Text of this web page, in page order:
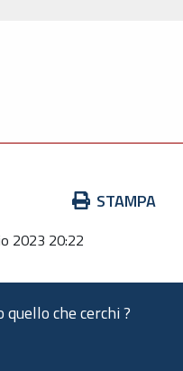
STAMPA
2023 20:22
che cerchi ?